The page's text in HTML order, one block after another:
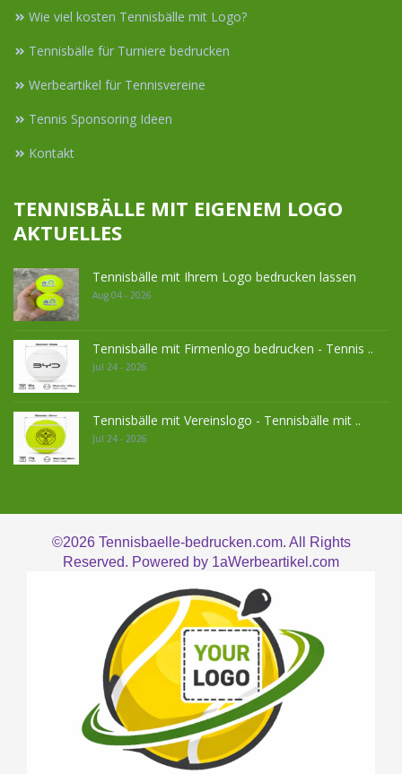
Wie viel kosten Tennisbälle mit Logo?
Tennisbälle für Turniere bedrucken
Werbeartikel für Tennisvereine
Tennis Sponsoring Ideen
Kontakt
TENNISBÄLLE MIT EIGENEM LOGO
AKTUELLES
Tennisbälle mit Ihrem Logo bedrucken lassen
Aug 04 - 2026
Tennisbälle mit Firmenlogo bedrucken - Tennis ..
Jul 24 - 2026
Tennisbälle mit Vereinslogo - Tennisbälle mit ..
Jul 24 - 2026
©2026 Tennisbaelle-bedrucken.com. All Rights
Reserved. Powered by 1aWerbeartikel.com